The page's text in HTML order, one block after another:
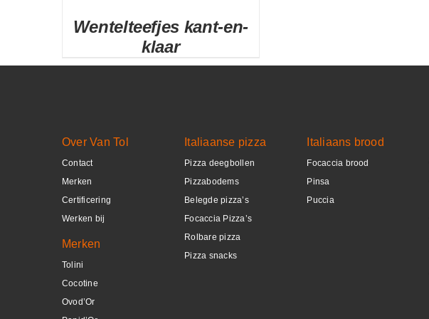
Wentelteefjes kant-en-
klaar
Over Van Tol
Contact
Merken
Certificering
Werken bij
Merken
Tolini
Cocotine
Ovod’Or
Italiaanse pizza
Pizza deegbollen
Pizzabodems
Belegde pizza’s
Focaccia Pizza’s
Rolbare pizza
Pizza snacks
Italiaans brood
Focaccia brood
Pinsa
Puccia